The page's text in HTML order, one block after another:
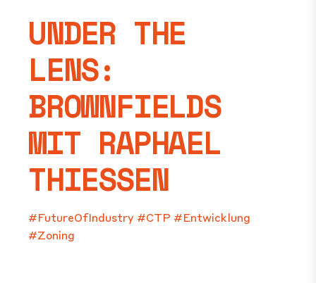
UNDER THE
LENS:
BROWNFIELDS
MIT RAPHAEL
THIESSEN
#FutureOfIndustry #CTP #Entwicklung
#Zoning